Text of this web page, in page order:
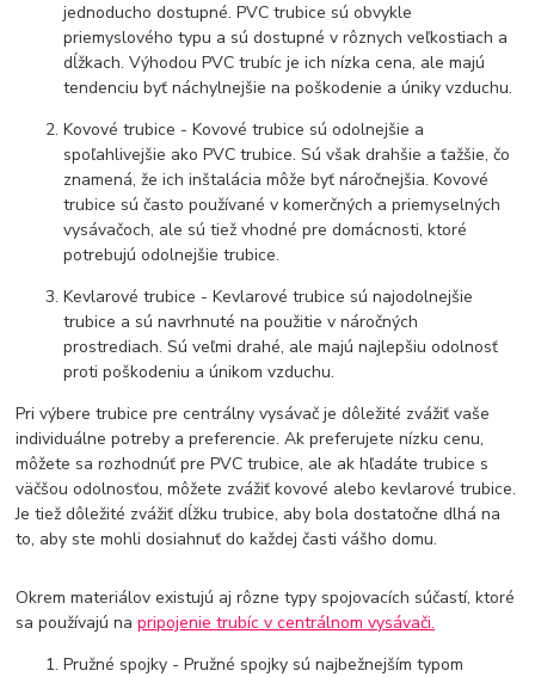
jednoducho dostupné. PVC trubice sú obvykle
priemyslového typu a sú dostupné v rôznych veľkostiach a
dĺžkach. Výhodou PVC trubíc je ich nízka cena, ale majú
tendenciu byť náchylnejšie na poškodenie a úniky vzduchu.
Kovové trubice - Kovové trubice sú odolnejšie a
spoľahlivejšie ako PVC trubice. Sú však drahšie a ťažšie, čo
znamená, že ich inštalácia môže byť náročnejšia. Kovové
trubice sú často používané v komerčných a priemyselných
vysávačoch, ale sú tiež vhodné pre domácnosti, ktoré
potrebujú odolnejšie trubice.
Kevlarové trubice - Kevlarové trubice sú najodolnejšie
trubice a sú navrhnuté na použitie v náročných
prostrediach. Sú veľmi drahé, ale majú najlepšiu odolnosť
proti poškodeniu a únikom vzduchu.
Pri výbere trubice pre centrálny vysávač je dôležité zvážiť vaše
individuálne potreby a preferencie. Ak preferujete nízku cenu,
môžete sa rozhodnúť pre PVC trubice, ale ak hľadáte trubice s
väčšou odolnosťou, môžete zvážiť kovové alebo kevlarové trubice.
Je tiež dôležité zvážiť dĺžku trubice, aby bola dostatočne dlhá na
to, aby ste mohli dosiahnuť do každej časti vášho domu.
Okrem materiálov existujú aj rôzne typy spojovacích súčastí, ktoré
sa používajú napripojenie trubíc v centrálnom vysávači.
Pružné spojky - Pružné spojky sú najbežnejším typom